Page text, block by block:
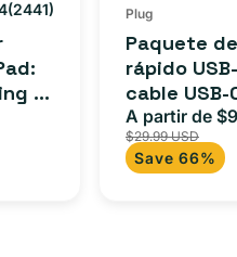
(2441)
2441
(1
Plug
Paquete
rápido
cable USB-
adaptador
para
iPad y más.
Precio
de
oferta
A partir de
$29.99 USD
Save 66%